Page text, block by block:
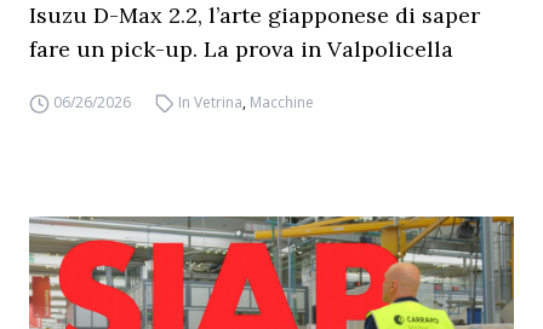
Isuzu D-Max 2.2, l’arte giapponese di saper
fare un pick-up. La prova in Valpolicella
06/26/2026 In Vetrina, Macchine